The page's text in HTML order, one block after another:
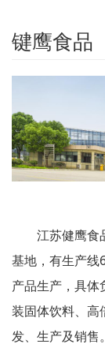
键鹰食品
江苏健鹰食品
基地，有生产线
产品生产，具体
装固体饮料、高
发、生产及销售。